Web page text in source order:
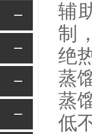
辅
制
绝
蒸
蒸
低